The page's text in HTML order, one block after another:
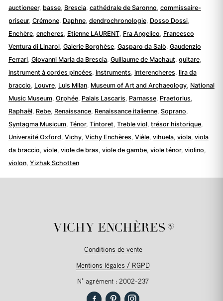
auctioneer, basse, Brescia, cathédrale de Saronno commissaire-
priseur, Crémone, Daphne, dendrochronologie, Dosso Dossi,
Enchère, encheres Etienne LAURENT, Fra Angelico Francesco
Ventura di Linarol, Galerie Borghèse, Gasparo da Salò Gaudenzio
Ferrari, Giovanni Maria da Brescia, Guillaume de Machaut guitare,
instrument à cordes pincées instruments interencheres lira da
braccio Louvre, Luis Milan, Museum of Art and Archaeology, National
Music Museum, Orphée, Palais Lascaris Parnasse, Praetorius
Raphaël, Rebe, Renaissance, Renaissance italienne, Soprano
Syntagma Musicum, Ténor, Tintoret Treble viol, trésor historique,
Université Oxford Vichy, Vichy Enchères Vièle, vihuela, viola, viola
da braccio viole, viole de bras viole de gambe, viole ténor, violino
violon, Yizhak Schotten
Conditions de vente
Mentions légales / RGPD
N° agrément : 2002-237